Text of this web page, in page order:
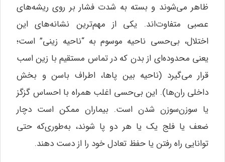
ظاهر می‌شوند و بسته به شدت فشار بر روی ریشه‌های
عصبی متفاوت‌اند. یکی از مهم‌ترین نشانه‌های این
اختلال، بی‌حسی ناحیه موسوم به “ناحیه زینی” است؛
یعنی محدوده‌ای از بدن که در تماس مستقیم با زین اسب
قرار می‌گیرد (ناحیه بین پاها، اطراف باسن و بخش
داخلی ران‌ها). این بی‌حسی اغلب همراه با احساس گزگز
یا سوزن‌سوزن شدن است. بیماران ممکن است دچار
ضعف یا فلج یک یا هر دو پا شوند، به‌طوری‌که حتی
توانایی راه رفتن یا حفظ تعادل خود را از دست دهند.